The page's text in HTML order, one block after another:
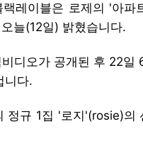
랙레이블은 로제의 '아
늘(12일) 밝혔습니다.
디오가 공개된 후 22
니다.
정규 1집 '로지'(rosie)의